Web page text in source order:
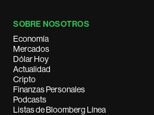
SOBRE NOSOTROS
Economía
Mercados
Dólar Hoy
Actualidad
Cripto
Finanzas Personales
Podcasts
Listas de Bloomberg Línea